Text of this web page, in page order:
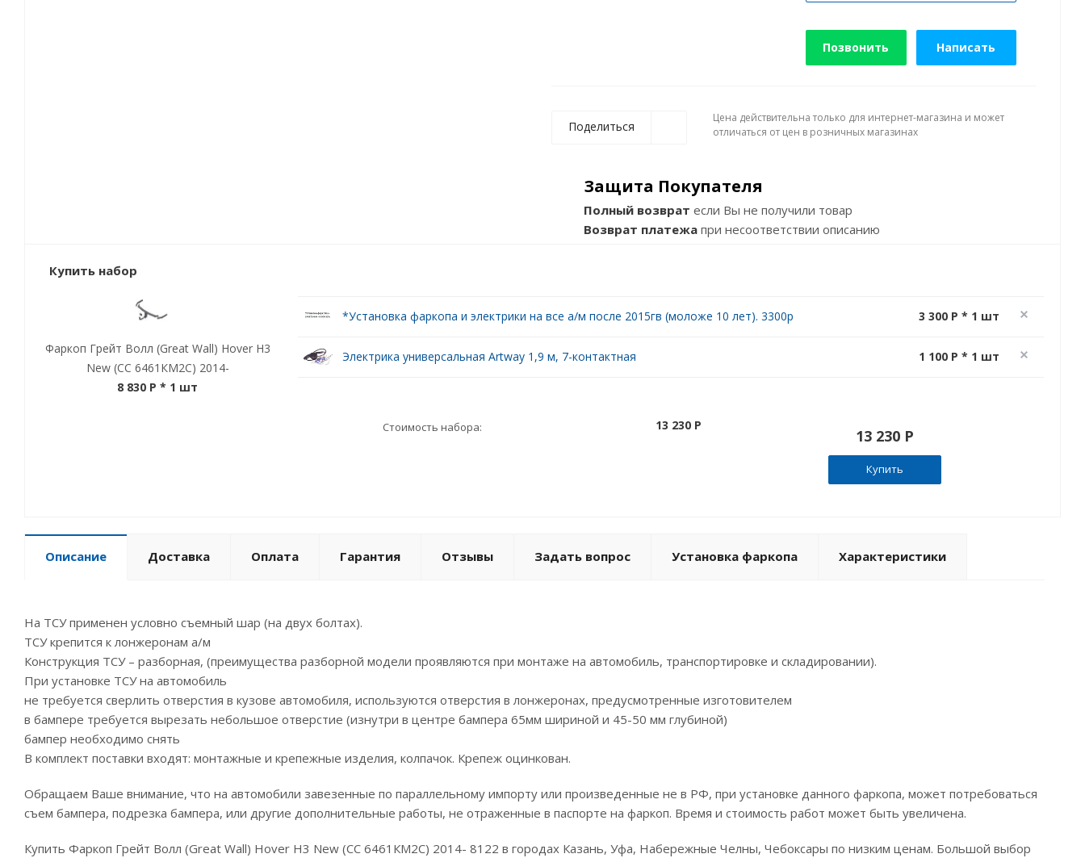
Позвонить Написать
Поделиться
Цена действительна только для интернет-магазина и может
отличаться от цен в розничных магазинах
Защита Покупателя
Полный возврат если Вы не получили товар
Возврат платежа при несоответствии описанию
Купить набор
Фаркоп Грейт Волл (Great Wall) Hover Н3
New (СС 6461КМ2С) 2014-
8 830 P * 1 шт
*Установка фаркопа и электрики на все а/м после 2015гв (моложе 10 лет). 3300р 3 300 P * 1 шт
Электрика универсальная Artway 1,9 м, 7-контактная 1 100 P * 1 шт
Стоимость набора: 13 230 P
13 230 P
Купить
Описание Доставка Оплата Гарантия Отзывы Задать вопрос Установка фаркопа Характеристики
На ТСУ применен условно съемный шар (на двух болтах).
ТСУ крепится к лонжеронам а/м
Конструкция ТСУ – разборная, (преимущества разборной модели проявляются при монтаже на автомобиль, транспортировке и складировании).
При установке ТСУ на автомобиль
не требуется сверлить отверстия в кузове автомобиля, используются отверстия в лонжеронах, предусмотренные изготовителем
в бампере требуется вырезать небольшое отверстие (изнутри в центре бампера 65мм шириной и 45-50 мм глубиной)
бампер необходимо снять
В комплект поставки входят: монтажные и крепежные изделия, колпачок. Крепеж оцинкован.
Обращаем Ваше внимание, что на автомобили завезенные по параллельному импорту или произведенные не в РФ, при установке данного фаркопа, может потребоваться
съем бампера, подрезка бампера, или другие дополнительные работы, не отраженные в паспорте на фаркоп. Время и стоимость работ может быть увеличена.
Купить Фаркоп Грейт Волл (Great Wall) Hover Н3 New (СС 6461КМ2С) 2014- 8122 в городах Казань, Уфа, Набережные Челны, Чебоксары по низким ценам. Большой выбор